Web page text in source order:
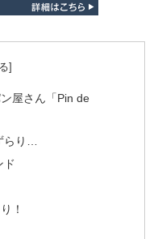
屋さん「Pin de
らり…
ド
！